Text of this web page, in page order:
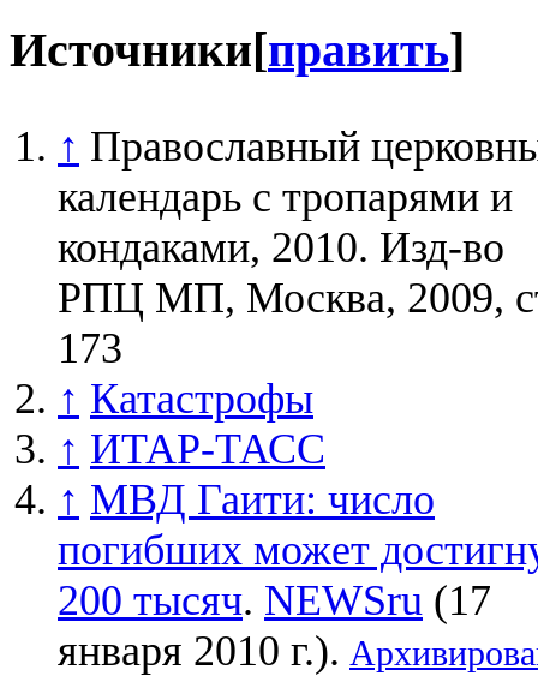
Источники[править]
↑ Православный
календарь с тропарями и
кондаками, 2010. Изд-во
РПЦ МП, Москва, 2009,
173
↑ Катастрофы
↑ ИТАР-ТАСС
↑ МВД Гаити: число
погибших может
200 тысяч. NEWSru (17
января 2010 г.).